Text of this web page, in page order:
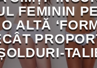
FEMININ
ALTĂ